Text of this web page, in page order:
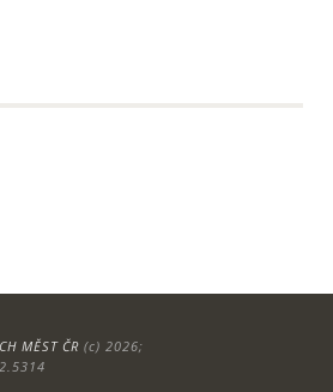
MĚST ČR (c) 2026;